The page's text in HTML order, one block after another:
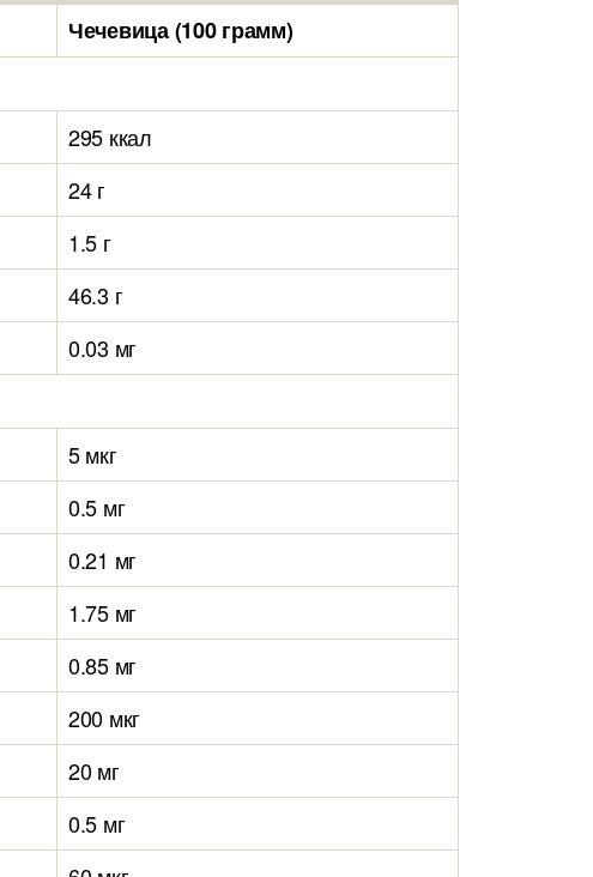
Чечевица (100 грамм)
295 ккал
24 г
1.5 г
46.3 г
0.03 мг
5 мкг
0.5 мг
0.21 мг
1.75 мг
0.85 мг
200 мкг
20 мг
0.5 мг